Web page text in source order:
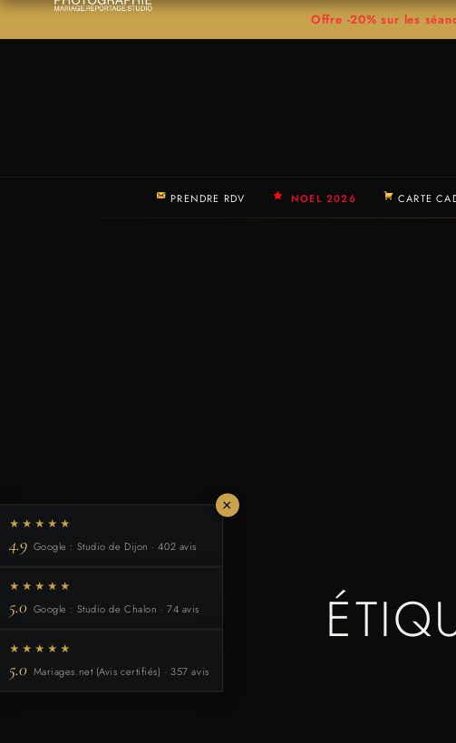
Offre -20% sur les
PRENDRE RDV NOEL 2026 CARTE
×
★★★★★
4.9 Google : Studio de Dijon · 402 avis
★★★★★
5.0 Google : Studio de Chalon · 74 avis
★★★★★
5.0 Mariages.net (Avis certifiés) · 357 avis